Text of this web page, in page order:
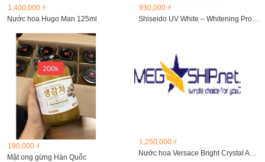
1,400,000 ₫
Nước hoa Hugo Man 125ml
930,000 ₫
Shiseido UV White – Whitening Protector I, II SPF15...
190,000 ₫
Mật ong gừng Hàn Quốc
1,250,000 ₫
Nước hoa Versace Bright Crystal Absolu